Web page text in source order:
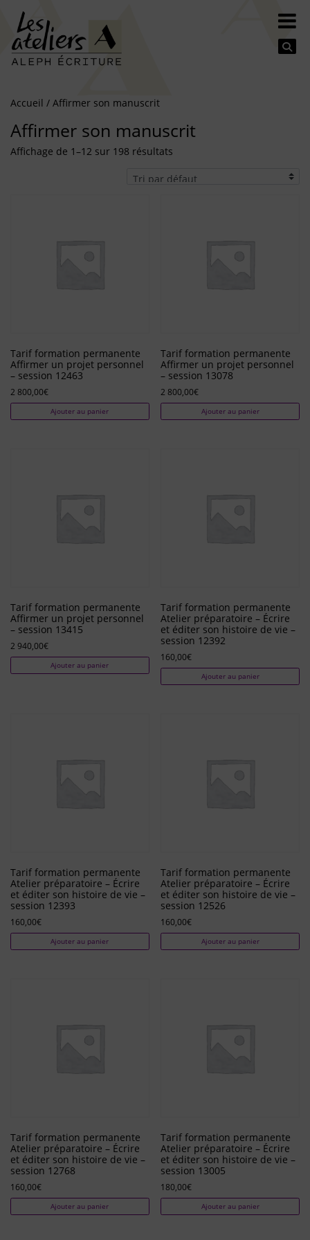
Accueil / Affirmer son manuscrit
Affirmer son manuscrit
Affichage de 1–12 sur 198 résultats
Tarif formation permanente
Affirmer un projet personnel
– session 12463
2 800,00€
Ajouter au panier
Tarif formation permanente
Affirmer un projet personnel
– session 13078
2 800,00€
Ajouter au panier
Tarif formation permanente
Affirmer un projet personnel
– session 13415
2 940,00€
Ajouter au panier
Tarif formation permanente
Atelier préparatoire – Écrire
et éditer son histoire de vie –
session 12392
160,00€
Ajouter au panier
Tarif formation permanente
Atelier préparatoire – Écrire
et éditer son histoire de vie –
session 12393
160,00€
Ajouter au panier
Tarif formation permanente
Atelier préparatoire – Écrire
et éditer son histoire de vie –
session 12526
160,00€
Ajouter au panier
Tarif formation permanente
Atelier préparatoire – Écrire
et éditer son histoire de vie –
session 12768
160,00€
Ajouter au panier
Tarif formation permanente
Atelier préparatoire – Écrire
et éditer son histoire de vie –
session 13005
180,00€
Ajouter au panier